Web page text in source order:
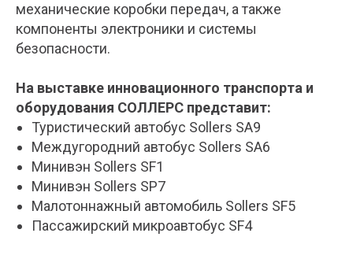
механические коробки передач, а также
компоненты электроники и системы
безопасности.
На выставке инновационного транспорта и
оборудования СОЛЛЕРС представит:
Туристический автобус Sollers SA9
Междугородний автобус Sollers SA6
Минивэн Sollers SF1
Минивэн Sollers SP7
Малотоннажный автомобиль Sollers SF5
Пассажирский микроавтобус SF4